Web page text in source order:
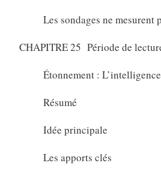
Les sondages ne mesurent
CHAPITRE 25 Période de
Étonnement :
Résumé
Idée principale
Les apports clés